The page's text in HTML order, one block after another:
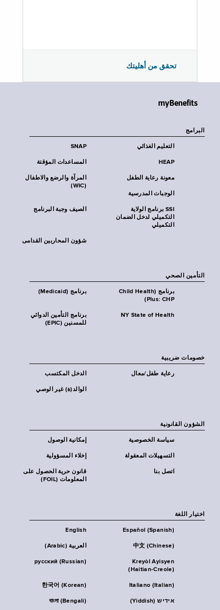
تحقق من أهليتك
myBenefits
البرامج
SNAP التعليم الغذائي
المساعدات المؤقتة HEAP
المرآة والرضع والاطفال
(WIC)
معونة رعاية الطفل
الوجبات المدرسية
الصيف وجبة البرنامج
SSI برنامج الولاية
التكميلي لدخل الضمان
التكميلي
شؤون المحاربين القدامى
التأمين الصحي
برنامج (Medicaid)
برنامج (Child Health
Plus: CHP)
برنامج التأمين الدوائي
للمسنين (EPIC)
NY State of Health
خصومات ضريبية
الدخل المكتسب رعاية طفل/معال
الوالد(ة) غير الوصي
الشؤون القانونية
إمكانية الوصول سياسة الخصوصية
إخلاء المسؤولية التسهيلات المعقولة
قانون حرية الحصول على
المعلومات (FOIL)
اتصل بنا
اختيار اللغة
English Español (Spanish)
العربية (Arabic) 中文 (Chinese)
русский (Russian)
Kreyòl Ayisyen
(Haitian-Creole)
한국어 (Korean) Italiano (Italian)
বাংলা (Bengali) אידיש (Yiddish)